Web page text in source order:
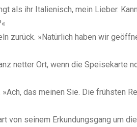
als ihr Italienisch, mein Lieber.
zurück. »Natürlich haben wir
netter Ort, wenn die Speisekarte
das meinen Sie. Die frühsten
von seinem Erkundungsgang um